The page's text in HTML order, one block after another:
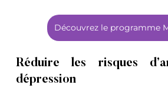
Découvrez le programme
Réduire les risques
dépression